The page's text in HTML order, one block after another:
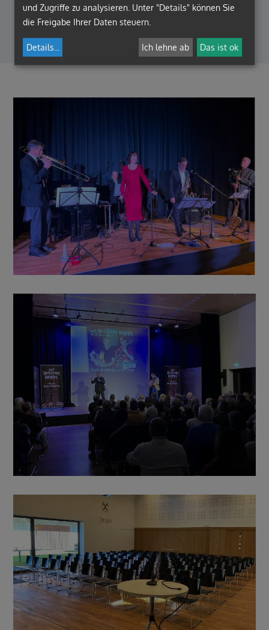
Pfarrkanzlei
und Zugriffe zu analysieren. Unter "Details" können Sie
die Freigabe Ihrer Daten steuern.
Details Ich lehne ab Das ist ok